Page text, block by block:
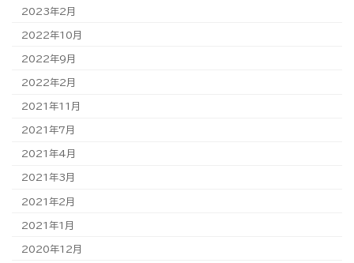
2023年2月
2022年10月
2022年9月
2022年2月
2021年11月
2021年7月
2021年4月
2021年3月
2021年2月
2021年1月
2020年12月